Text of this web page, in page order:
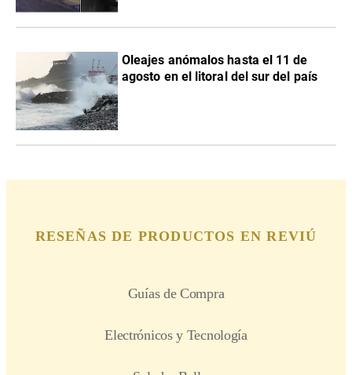
Oleajes anómalos hasta el 11 de
agosto en el litoral del sur del país